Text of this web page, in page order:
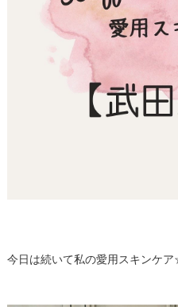
今日は続いて私の愛用スキンケ